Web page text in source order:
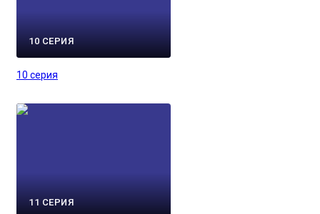
10 СЕРИЯ
10 серия
11 СЕРИЯ